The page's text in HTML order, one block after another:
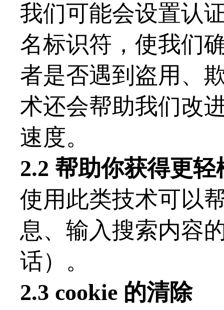
我们可能会设置认
名标识符，使我们
者是否遇到盗用、
术还会帮助我们改
速度。
2.2 帮助你获得更
使用此类技术可以
息、输入搜索内容
话）。
2.3 cookie 的清除